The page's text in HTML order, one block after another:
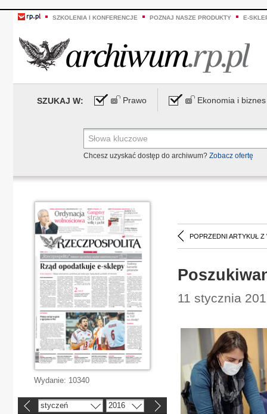
SZKOLENIA I KONFERENCJE POZNAJ NASZE PRODUKTY E-
SZUKAJ W: Prawo Ekonomia i biznes
Chcesz uzyskać dostęp do archiwum? Zobacz ofertę
POPRZEDNI ARTYKUŁ Z
11 stycznia
Wydanie: 10340
styczeń 2016